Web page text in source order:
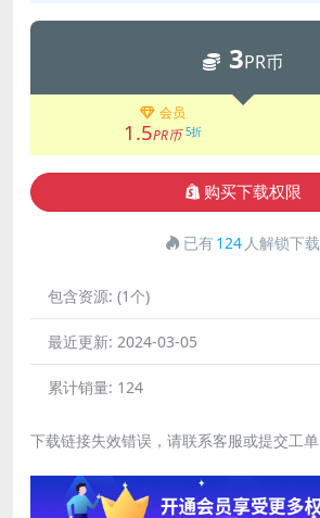
3PR币
会员
1.5PR币 5折
购买下载权限
已有124 人解锁下载
包含资源: (1个)
最近更新: 2024-03-05
累计销量: 124
下载链接失效错误，请联系客服或提交工单